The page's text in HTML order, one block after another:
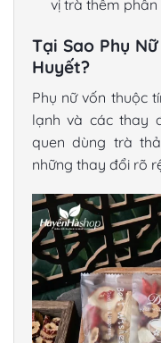
vị trà thêm phần
Tại Sao Phụ
Huyết?
Phụ nữ vốn thuộc
lạnh và các thay
quen dùng trà
những thay đổi rõ